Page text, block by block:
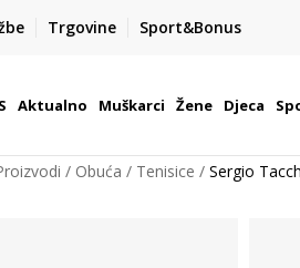
Trgovine Sport&Bonus
BOX NOW
€
| Više od 800 paketomata u
Aktualno Muškarci Žene Djeca
Obuća Tenisice Sergio